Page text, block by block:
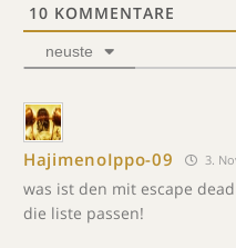
10 KOMMENTARE
neuste
HajimenoIppo-09 3.
was ist den mit escape
die liste passen!